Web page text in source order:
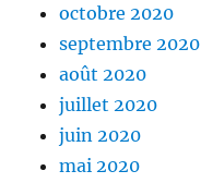
octobre 2020
septembre 2020
août 2020
juillet 2020
juin 2020
mai 2020